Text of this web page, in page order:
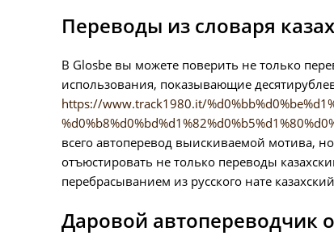
Переводы из словаря
В Glosbe вы можете поверить не только
использования, показывающие
https://www.track1980.it/
всего автоперевод выискиваемой мотива,
отъюстировать не только переводы
перебрасыванием из русского нате
Даровой автопереводчик